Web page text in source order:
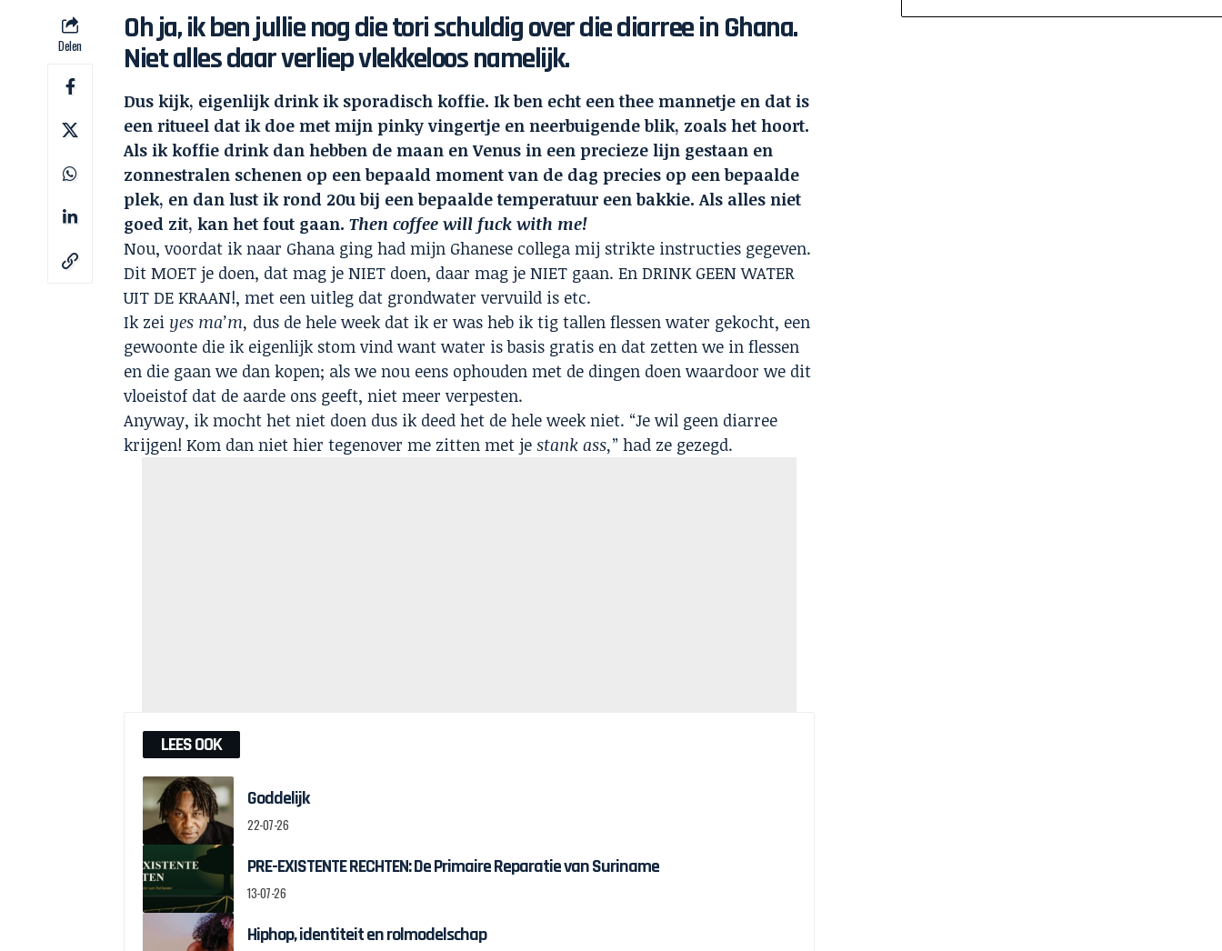
Delen
Oh ja, ik ben jullie nog die tori schuldig over die diarree in Ghana.
Niet alles daar verliep vlekkeloos namelijk.
Dus kijk, eigenlijk drink ik sporadisch koffie. Ik ben echt een thee mannetje en dat is
een ritueel dat ik doe met mijn pinky vingertje en neerbuigende blik, zoals het hoort.
Als ik koffie drink dan hebben de maan en Venus in een precieze lijn gestaan en
zonnestralen schenen op een bepaald moment van de dag precies op een bepaalde
plek, en dan lust ik rond 20u bij een bepaalde temperatuur een bakkie. Als alles niet
goed zit, kan het fout gaan.Then coffee will fuck with me!
Nou, voordat ik naar Ghana ging had mijn Ghanese collega mij strikte instructies gegeven.
Dit MOET je doen, dat mag je NIET doen, daar mag je NIET gaan. En DRINK GEEN WATER
UIT DE KRAAN!, met een uitleg dat grondwater vervuild is etc.
Ik zei yes ma’m, dus de hele week dat ik er was heb ik tig tallen flessen water gekocht, een
gewoonte die ik eigenlijk stom vind want water is basis gratis en dat zetten we in flessen
en die gaan we dan kopen; als we nou eens ophouden met de dingen doen waardoor we dit
vloeistof dat de aarde ons geeft, niet meer verpesten.
Anyway, ik mocht het niet doen dus ik deed het de hele week niet. “Je wil geen diarree
krijgen! Kom dan niet hier tegenover me zitten met je stank ass,” had ze gezegd.
LEES OOK
Goddelijk
22-07-26
PRE-EXISTENTE RECHTEN: De Primaire Reparatie van Suriname
13-07-26
Hiphop, identiteit en rolmodelschap